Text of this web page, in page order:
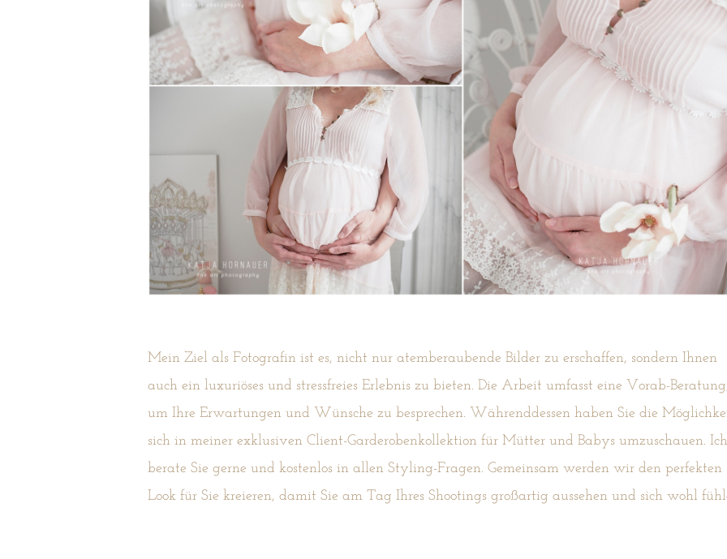
Mein Ziel als Fotografin ist es, nicht nur atemberaubende Bilder zu erschaffen, sondern Ihnen
auch ein luxuriöses und stressfreies Erlebnis zu bieten. Die Arbeit umfasst eine Vorab-
um Ihre Erwartungen und Wünsche zu besprechen. Währenddessen haben Sie die
sich in meiner exklusiven Client-Garderobenkollektion für Mütter und Babys umzuschauen. Ich
berate Sie gerne und kostenlos in allen Styling-Fragen. Gemeinsam werden wir den perfekten
Look für Sie kreieren, damit Sie am Tag Ihres Shootings großartig aussehen und sich wohl